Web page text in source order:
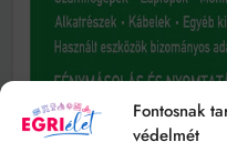
Fontosnak
védelmét